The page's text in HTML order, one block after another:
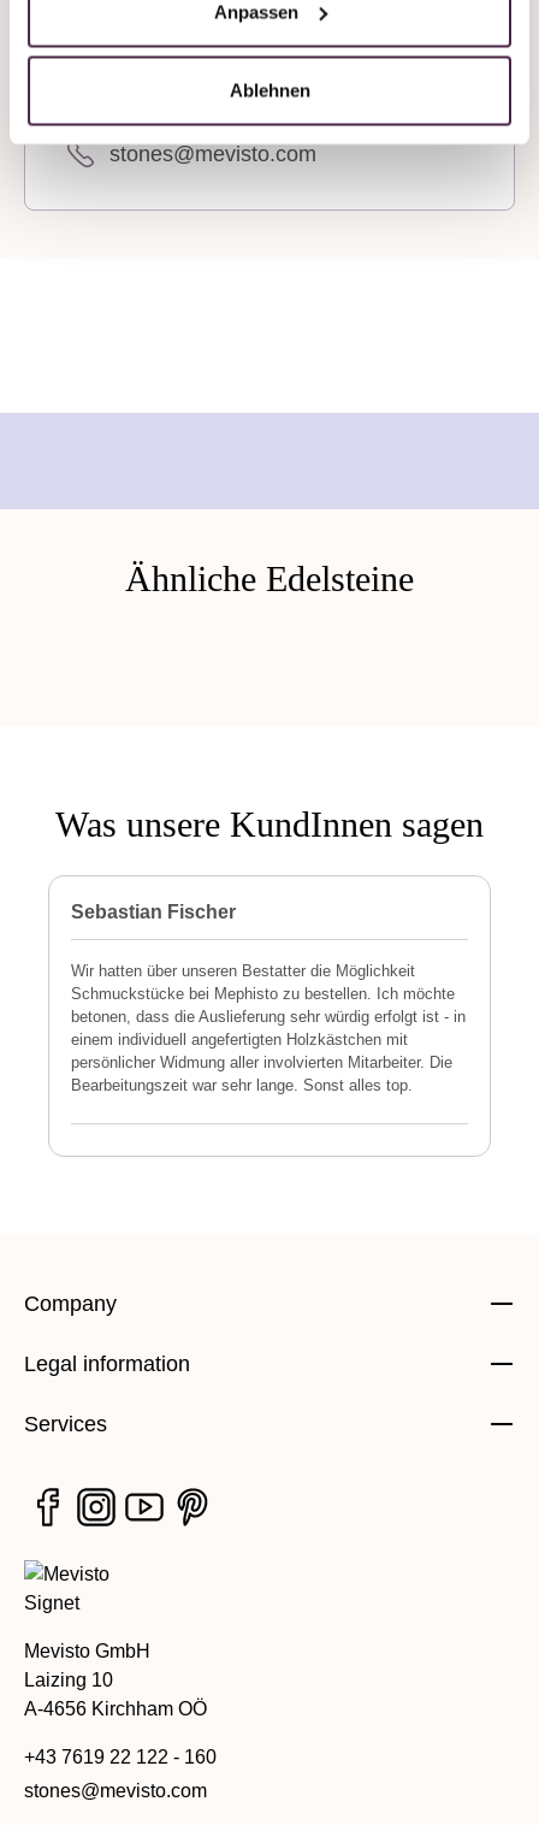
Anpassen
Ablehnen
weekends!
stones@mevisto.com
Ähnliche Edelsteine
Was unsere KundInnen sagen
Sebastian Fischer
Wir hatten über unseren Bestatter die Möglichkeit
Schmuckstücke bei Mephisto zu bestellen. Ich möchte
betonen, dass die Auslieferung sehr würdig erfolgt ist - in
einem individuell angefertigten Holzkästchen mit
persönlicher Widmung aller involvierten Mitarbeiter. Die
Bearbeitungszeit war sehr lange. Sonst alles top.
Company
Legal information
Services
Mevisto GmbH
Laizing 10
A-4656 Kirchham OÖ
+43 7619 22 122 - 160
stones@mevisto.com